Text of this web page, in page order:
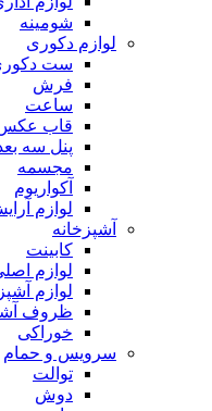
شومینه
لوازم دکوری
ست
فرش
ساعت
قاب
پنل سه
مجسمه
آکواریوم
لوازم
آشپزخانه
کابینت
لوازم
لوازم
ظروف
خوراکی
سرویس و حمام
توالت
دوش